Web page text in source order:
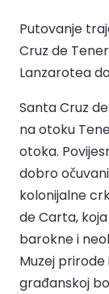
Putovanje
Cruz de
Lanzarotea
Santa Cruz
na otoku
otoka.
dobro
kolonijalne
de Carta,
barokne i
Muzej
građanskoj